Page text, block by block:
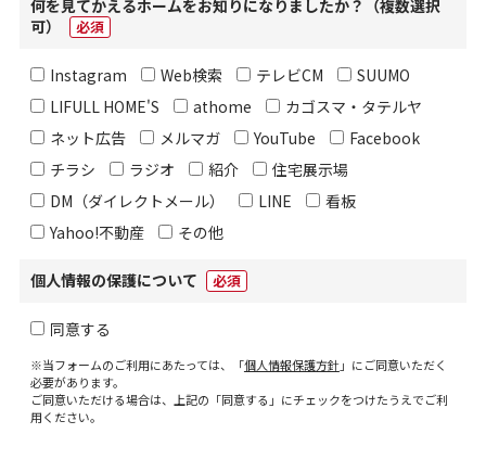
何を見てかえるホームをお知りになりましたか？（複数選択
可）
必須
Instagram Web検索 テレビCM
SUUMO
LIFULL HOME'S
athome
カゴスマ・タテルヤ
ネット広告
メルマガ YouTube
Facebook
チラシ
ラジオ 紹介
住宅展示場
DM（ダイレクトメール）
LINE
看板
Yahoo!不動産
その他
個人情報の保護について 必須
同意する
※当フォームのご利用にあたっては、「個人情報保護方針」にご同意いただく
必要があります。
ご同意いただける場合は、上記の「同意する」にチェックをつけたうえでご利
用ください。